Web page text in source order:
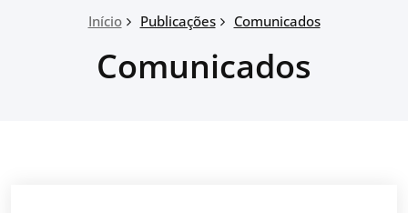
Início Publicações Comunicados
Comunicados